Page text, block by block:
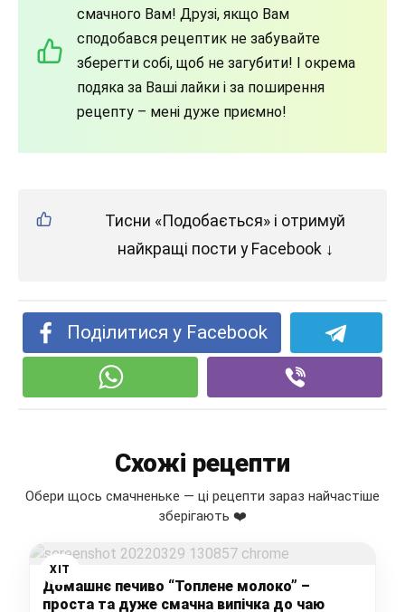
смачного Вам! Друзі, якщо Вам
сподобався рецептик не забувайте
зберегти собі, щоб не загубити! І окрема
подяка за Ваші лайки і за поширення
рецепту – мені дуже приємно!
Тисни «Подобається» і отримуй
найкращі пости у Facebook ↓
Поділитися у Facebook
Схожі рецепти
Обери щось смачненьке — ці рецепти зараз найчастіше
зберігають ❤️
ХІТ
Домашнє печиво “Топлене молоко” –
проста та дуже смачна випічка до чаю